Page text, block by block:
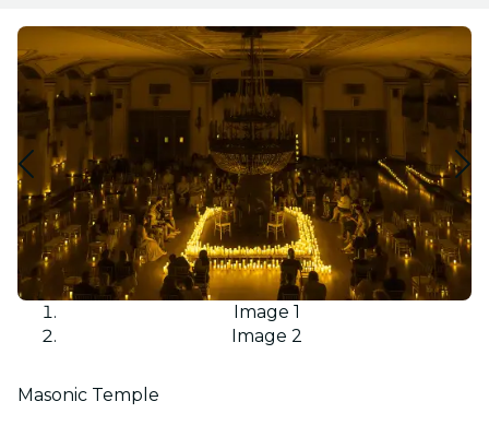
Image 1
Image 2
Masonic Temple